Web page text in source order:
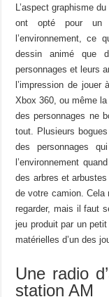
L’aspect graphisme
ont opté pour un
l’environnement, ce
dessin animé que
personnages et leurs
l’impression de
Xbox 360, ou même
des personnages ne
tout. Plusieurs
des personnages
l’environnement
des arbres et
de votre camion. Cela
regarder, mais il faut
jeu produit par un
matérielles d’un des
Une radio
station AM